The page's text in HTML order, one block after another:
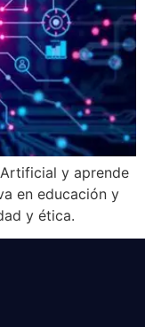
y aprende
en educación y
y ética.